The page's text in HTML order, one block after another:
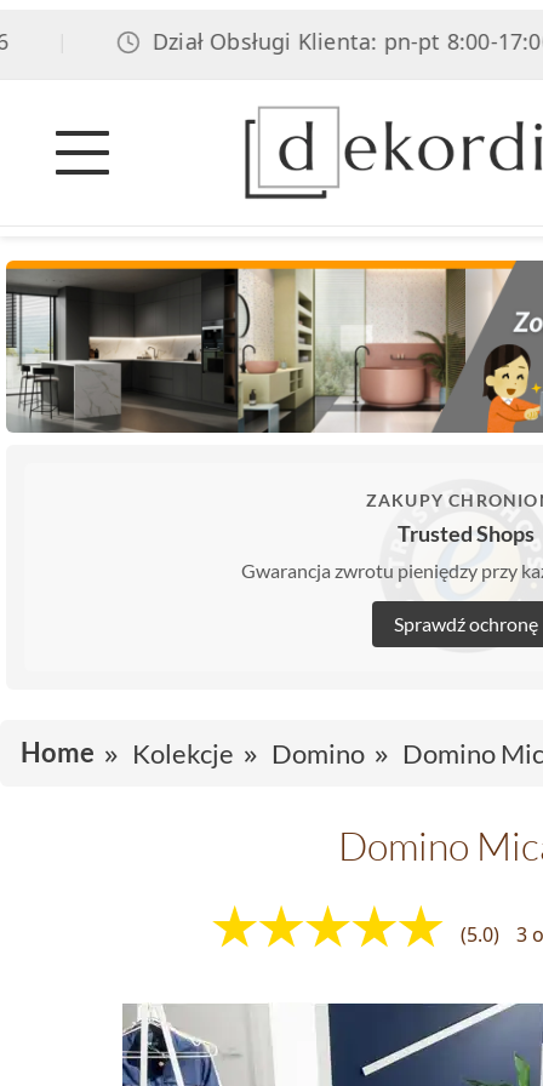
Dział Obsługi Klienta: pn-pt 8:00-17:00,
ZAKUPY
Trusted Shops
Gwarancja zwrotu pieniędzy przy
Sprawdź ochronę
Home Kolekcje Domino Domino
Domino
(5.0) 3